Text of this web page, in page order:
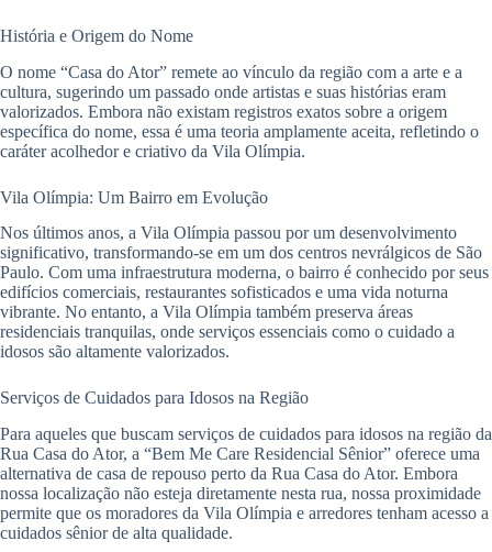
História e Origem do Nome
O nome “Casa do Ator” remete ao vínculo da região com a arte e a
cultura, sugerindo um passado onde artistas e suas histórias eram
valorizados. Embora não existam registros exatos sobre a origem
específica do nome, essa é uma teoria amplamente aceita, refletindo o
caráter acolhedor e criativo da Vila Olímpia.
Vila Olímpia: Um Bairro em Evolução
Nos últimos anos, a Vila Olímpia passou por um desenvolvimento
significativo, transformando-se em um dos centros nevrálgicos de São
Paulo. Com uma infraestrutura moderna, o bairro é conhecido por seus
edifícios comerciais, restaurantes sofisticados e uma vida noturna
vibrante. No entanto, a Vila Olímpia também preserva áreas
residenciais tranquilas, onde serviços essenciais como o cuidado a
idosos são altamente valorizados.
Serviços de Cuidados para Idosos na Região
Para aqueles que buscam serviços de cuidados para idosos na região da
Rua Casa do Ator, a “Bem Me Care Residencial Sênior” oferece uma
alternativa de casa de repouso perto da Rua Casa do Ator. Embora
nossa localização não esteja diretamente nesta rua, nossa proximidade
permite que os moradores da Vila Olímpia e arredores tenham acesso a
cuidados sênior de alta qualidade.